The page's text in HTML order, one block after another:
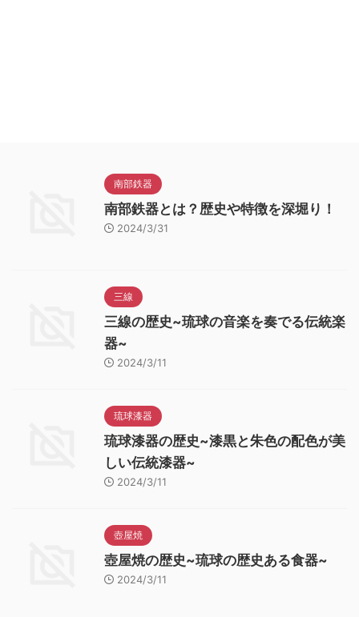
南部鉄器
南部鉄器とは？歴史や特徴を深堀り！
2024/3/31
三線
三線の歴史~琉球の音楽を奏でる伝統楽
器~
2024/3/11
琉球漆器
琉球漆器の歴史~漆黒と朱色の配色が美
しい伝統漆器~
2024/3/11
壺屋焼
壺屋焼の歴史~琉球の歴史ある食器~
2024/3/11